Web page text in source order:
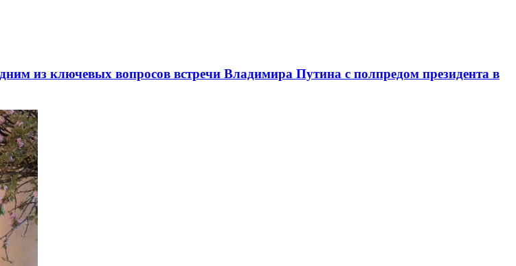
из ключевых вопросов встречи Владимира Путина с полпредом президента в